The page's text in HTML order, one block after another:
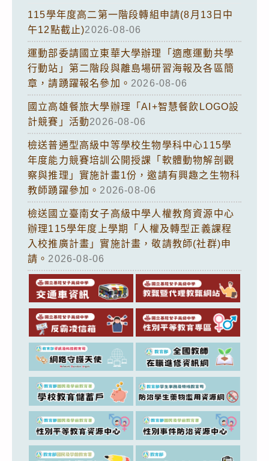
115學年度高二第一階段轉組申請(8月13日中
午12點截止)2026-08-06
運動部委請國立東華大學辦理「適應運動共學
行動站」第二階段與離島場研習海報及各區簡
章，請踴躍報名參加。 2026-08-06
國立高雄餐旅大學辦理「AI+智慧餐飲LOGO設
計競賽」活動2026-08-06
檢送普通型高級中等學校生物學科中心115學
年度能力競賽培訓公開授課「軟體動物解剖觀
察與推理」實施計畫1份，邀請有興趣之生物科
教師踴躍參加。 2026-08-06
檢送國立臺南女子高級中學人權教育資源中心
辦理115學年度上學期「人權及轉型正義課程
入校推廣計畫」實施計畫，敬請教師(社群)申
請。 2026-08-06